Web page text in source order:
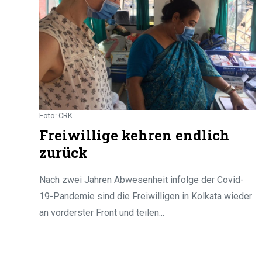
Foto: CRK
Freiwillige kehren endlich
zurück
Nach zwei Jahren Abwesenheit infolge der Covid-
19-Pandemie sind die Freiwilligen in Kolkata wieder
an vorderster Front und teilen...